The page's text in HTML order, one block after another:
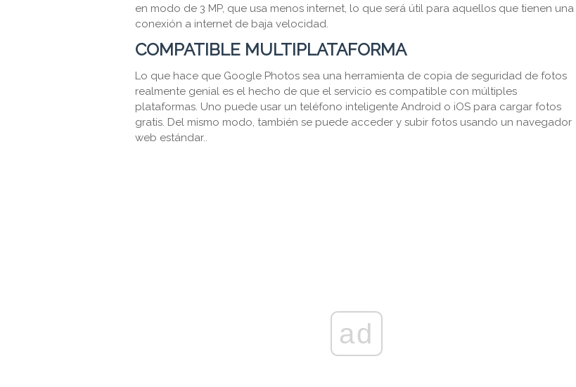
en modo de 3 MP, que usa menos internet, lo que será útil para aquellos que tienen una
conexión a internet de baja velocidad.
COMPATIBLE MULTIPLATAFORMA
Lo que hace que Google Photos sea una herramienta de copia de seguridad de fotos
realmente genial es el hecho de que el servicio es compatible con múltiples
plataformas. Uno puede usar un teléfono inteligente Android o iOS para cargar fotos
gratis. Del mismo modo, también se puede acceder y subir fotos usando un navegador
web estándar..
ad